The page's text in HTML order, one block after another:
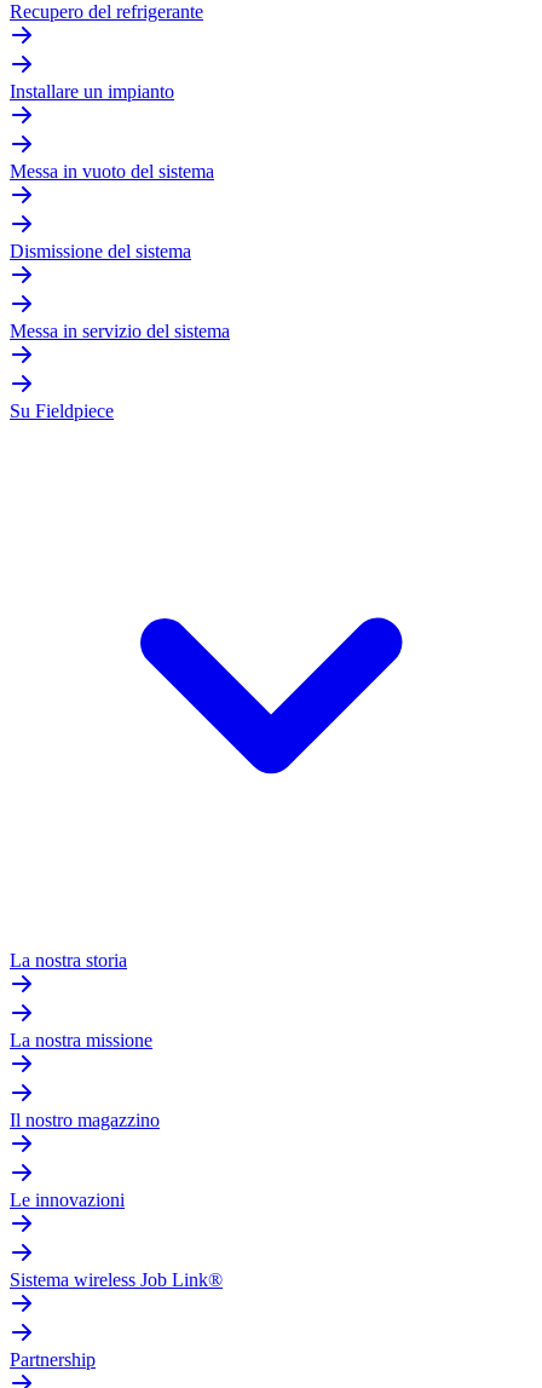
Recupero del refrigerante
Installare un impianto
Messa in vuoto del sistema
Dismissione del sistema
Messa in servizio del sistema
Su Fieldpiece
La nostra storia
La nostra missione
Il nostro magazzino
Le innovazioni
Sistema wireless Job Link®
Partnership